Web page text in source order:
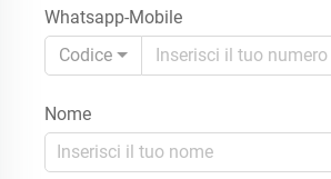
Whatsapp-Mobile
Codice
Nome